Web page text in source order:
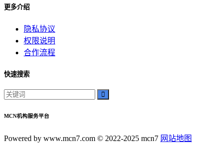
远方故事
桃陌
互粉大厅
网络销售
企业增长
趣味挑战
生活窍门
时尚美妆
创意达人
更多介绍
隐私协议
权限说明
合作流程
快速搜索
MCN机构服务平台
Powered by www.mcn7.com © 2022-2025 mcn7 网站地图